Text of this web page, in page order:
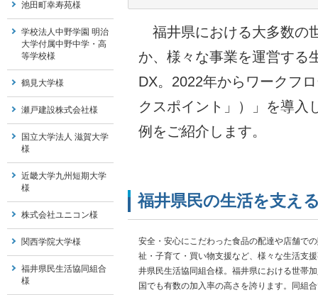
福井県における大多数の
か、様々な事業を運営する
DX。2022年からワークフ
クスポイント」）」を導入
例をご紹介します。
福井県民の生活を支え
安全・安心にこだわった食品の配達や店舗で
祉・子育て・買い物支援など、様々な生活支
井県民生活協同組合様。福井県における世帯
国でも有数の加入率の高さを誇ります。同組
池田町幸寿苑様
学校法人中野学園 明治
大学付属中野中学・高
等学校様
鶴見大学様
瀬戸建設株式会社様
国立大学法人 滋賀大学
様
近畿大学九州短期大学
様
株式会社ユニコン様
関西学院大学様
福井県民生活協同組合
様